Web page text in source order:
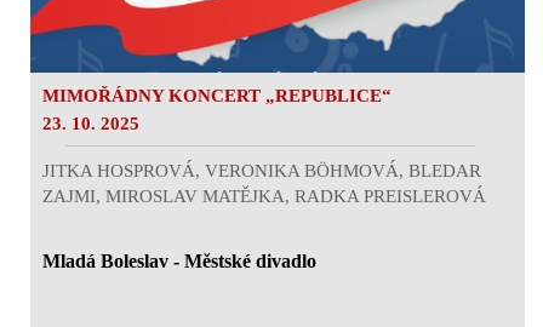
MIMOŘÁDNY KONCERT „REPUBLICE“
23. 10. 2025
JITKA HOSPROVÁ, VERONIKA BÖHMOVÁ, BLEDAR
ZAJMI, MIROSLAV MATĚJKA, RADKA PREISLEROVÁ
Mladá Boleslav - Městské divadlo